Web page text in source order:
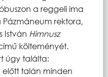
a reggeli ima
rektora,
István Himnusz
költeményét.
úgy találta:
előtt talán minden